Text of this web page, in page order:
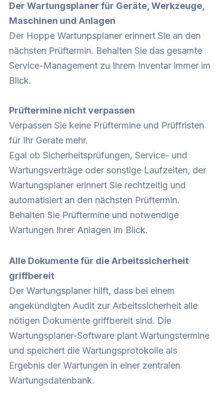
Der Wartungsplaner für Geräte, Werkzeuge,
Maschinen und Anlagen
Der Hoppe Wartunpsplaner erinnert Sie an den
nächsten Prüftermin. Behalten Sie das gesamte
Service-Management zu Ihrem Inventar immer im
Blick.
Prüftermine nicht verpassen
Verpassen Sie keine Prüftermine und Prüffristen
für Ihr Gerate mehr.
Egal ob Sicherheitsprüfungen, Service- und
Wartungsverträge oder sonstige Laufzeiten, der
Wartungsplaner erinnert Sie rechtzeitig und
automatisiert an den nächsten Prüftermin.
Behalten Sie Prüftermine und notwendige
Wartungen Ihrer Anlagen im Blick.
Alle Dokumente für die Arbeitssicherheit
griffbereit
Der Wartungsplaner hilft, dass bei einem
angekündigten Audit zur Arbeitssicherheit alle
nötigen Dokumente griffbereit sind. Die
Wartungsplaner-Software plant Wartungstermine
und speichert die Wartungsprotokolle als
Ergebnis der Wartungen in einer zentralen
Wartungsdatenbank.